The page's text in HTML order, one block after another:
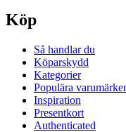
Köp
Så handlar du
Köparskydd
Kategorier
Populära
Inspiration
Presentkort
Authenticated